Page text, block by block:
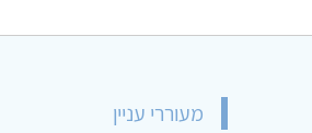
מעוררי עניין